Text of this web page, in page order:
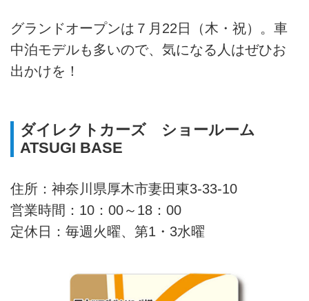
グランドオープンは７月22日（木・祝）。車
中泊モデルも多いので、気になる人はぜひお
出かけを！
ダイレクトカーズ ショールーム
ATSUGI BASE
住所：神奈川県厚木市妻田東3-33-10
営業時間：10：00～18：00
定休日：毎週火曜、第1・3水曜